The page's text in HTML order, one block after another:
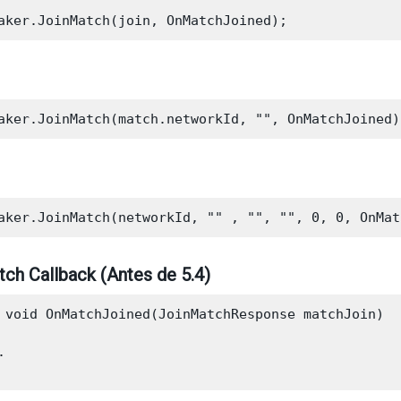
Callback (Antes de 5.4)
OnMatchJoined(JoinMatchResponse matchJoin)